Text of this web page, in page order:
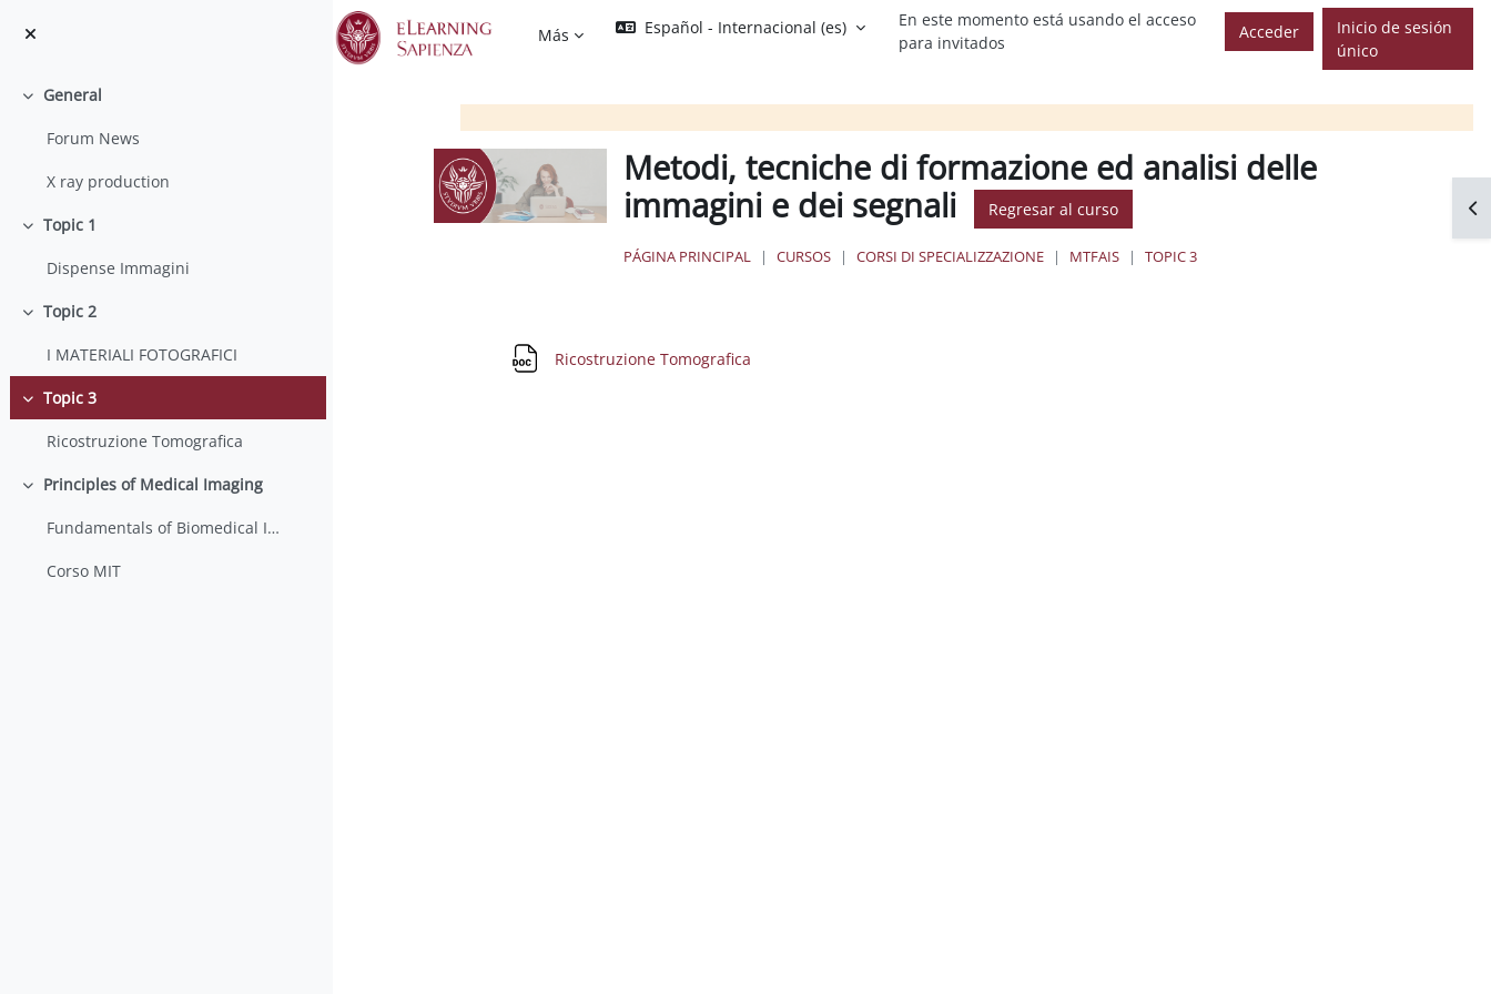
Más
Español - Internacional ‎(es)‎
En este momento está usando el acceso
para invitados
Acceder
Inicio de sesión
único
Colapsar
General
Forum News
X ray production
Colapsar
Topic 1
Dispense Immagini
Colapsar
Topic 2
I MATERIALI FOTOGRAFICI
Colapsar
Topic 3
Ricostruzione Tomografica
Colapsar
Principles of Medical Imaging
Fundamentals of Biomedical Image Processing
Corso MIT
Metodi, tecniche di formazione ed analisi delle
immagini e dei segnali
Regresar al curso
PÁGINA PRINCIPAL CURSOS CORSI DI SPECIALIZZAZIONE MTFAIS TOPIC 3
Perfilado de sección
Ricostruzione Tomografica